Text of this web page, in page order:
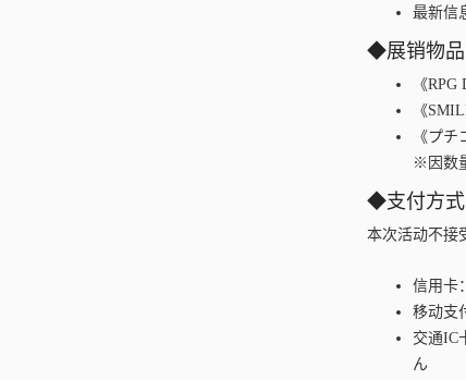
最新信
◆展销物品
《
《
《プ
※因数
◆支付方式
本次活动不接
信用卡
移动支
交通IC
ん